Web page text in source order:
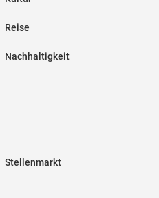
Reise
Nachhaltigkeit
Stellenmarkt